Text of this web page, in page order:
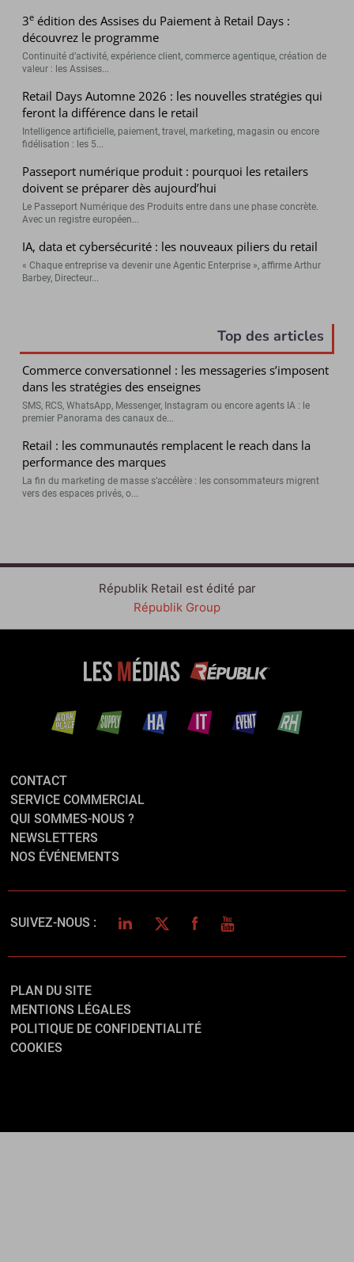
3e édition des Assises du Paiement à Retail Days :
découvrez le programme
Continuité d’activité, expérience client, commerce agentique, création de
valeur : les Assises...
Retail Days Automne 2026 : les nouvelles stratégies qui
feront la différence dans le retail
Intelligence artificielle, paiement, travel, marketing, magasin ou encore
fidélisation : les 5...
Passeport numérique produit : pourquoi les retailers
doivent se préparer dès aujourd’hui
Le Passeport Numérique des Produits entre dans une phase concrète.
Avec un registre européen...
IA, data et cybersécurité : les nouveaux piliers du retail
« Chaque entreprise va devenir une Agentic Enterprise », affirme Arthur
Barbey, Directeur...
Top des articles
Commerce conversationnel : les messageries s’imposent
dans les stratégies des enseignes
SMS, RCS, WhatsApp, Messenger, Instagram ou encore agents IA : le
premier Panorama des canaux de...
Retail : les communautés remplacent le reach dans la
performance des marques
La fin du marketing de masse s’accélère : les consommateurs migrent
vers des espaces privés, o...
Républik Retail est édité par
Républik Group
CONTACT
SERVICE COMMERCIAL
QUI SOMMES-NOUS ?
NEWSLETTERS
NOS ÉVÉNEMENTS
SUIVEZ-NOUS : LINKEDINTWITTERFACEBOOK
YOUTUBE
PLAN DU SITE
MENTIONS LÉGALES
POLITIQUE DE CONFIDENTIALITÉ
COOKIES